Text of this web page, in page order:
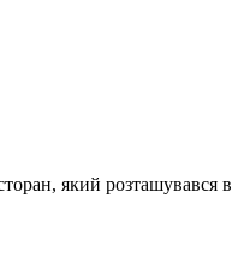
який розташувався в